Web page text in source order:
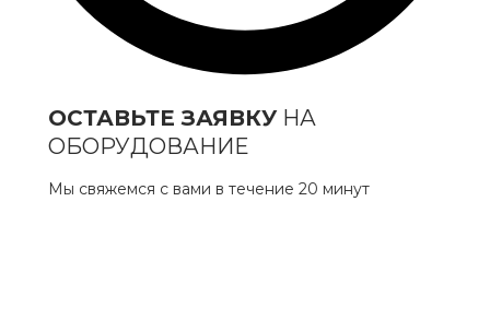
ОСТАВЬТЕ ЗАЯВКУНА
ОБОРУДОВАНИЕ
Мы свяжемся с вами в течение 20 минут